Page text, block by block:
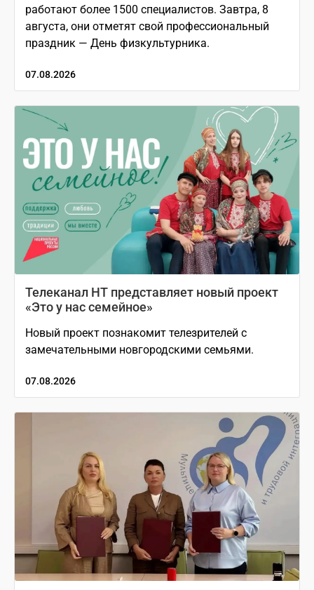
работают более 1500 специалистов. Завтра, 8
августа, они отметят свой профессиональный
праздник — День физкультурника.
07.08.2026
Телеканал НТ представляет новый проект
«Это у нас семейное»
Новый проект познакомит телезрителей с
замечательными новгородскими семьями.
07.08.2026